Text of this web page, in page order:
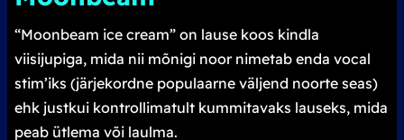
“Moonbeam ice cream” on lause koos kindla
viisijupiga, mida nii mõnigi noor nimetab enda vocal
stim’iks (järjekordne populaarne väljend noorte seas)
ehk justkui kontrollimatult kummitavaks lauseks, mida
peab ütlema või laulma.